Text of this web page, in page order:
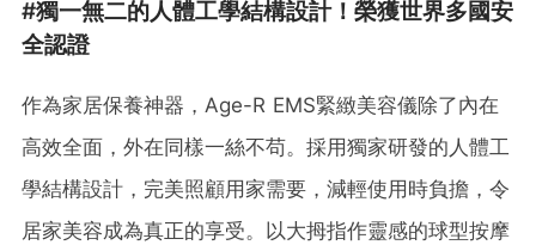
#獨一無二的人體工學結構設計！榮獲世界多國安
全認證
作為家居保養神器，Age-R EMS緊緻美容儀除了內在
高效全面，外在同樣一絲不苟。採用獨家研發的人體工
學結構設計，完美照顧用家需要，減輕使用時負擔，令
居家美容成為真正的享受。以大拇指作靈感的球型按摩